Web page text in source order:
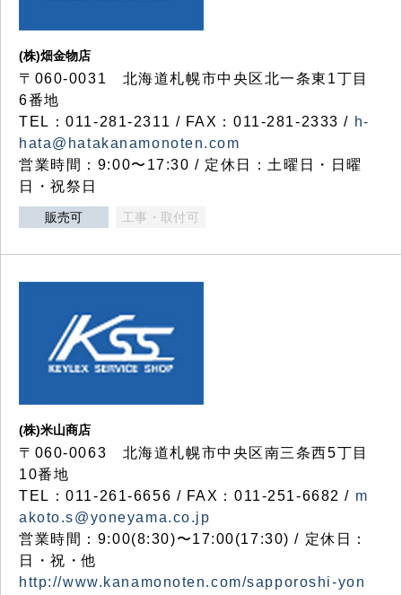
(株)畑金物店
〒060-0031 北海道札幌市中央区北一条東1丁目
6番地
TEL：011-281-2311 / FAX：011-281-2333 / h-
hata@hatakanamonoten.com
営業時間：9:00〜17:30 / 定休日：土曜日・日曜
日・祝祭日
販売可 工事・取付可
(株)米山商店
〒060-0063 北海道札幌市中央区南三条西5丁目
10番地
TEL：011-261-6656 / FAX：011-251-6682 / m
akoto.s@yoneyama.co.jp
営業時間：9:00(8:30)〜17:00(17:30) / 定休日：
日・祝・他
http://www.kanamonoten.com/sapporoshi-yon